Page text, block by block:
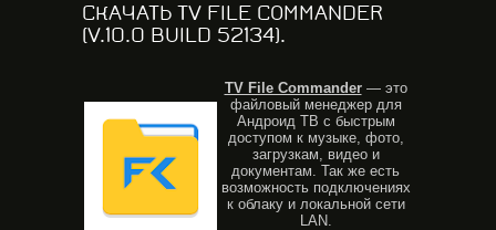
СКАЧАТЬ TV FILE COMMANDER
(V.10.0 BUILD 52134).
TV File Commander— это
файловый менеджер для
Андроид ТВ с быстрым
доступом к музыке, фото,
загрузкам, видео и
документам. Так же есть
возможность подключениях
к облаку и локальной сети
LAN.